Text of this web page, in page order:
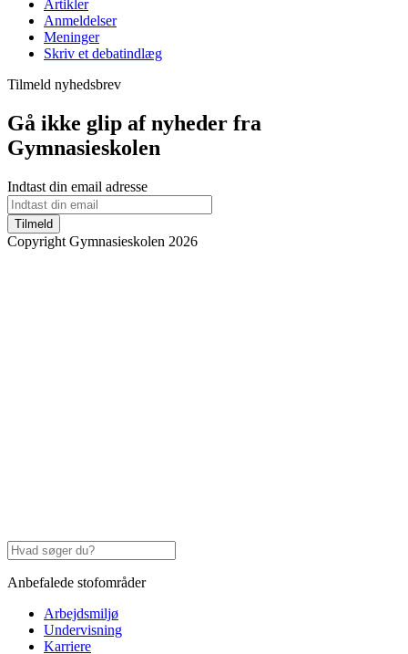
Artikler
Anmeldelser
Meninger
Skriv et debatindlæg
Tilmeld nyhedsbrev
Gå ikke glip af nyheder fra
Gymnasieskolen
Indtast din email adresse
Tilmeld
Copyright Gymnasieskolen 2026
Anbefalede stofområder
Arbejdsmiljø
Undervisning
Karriere